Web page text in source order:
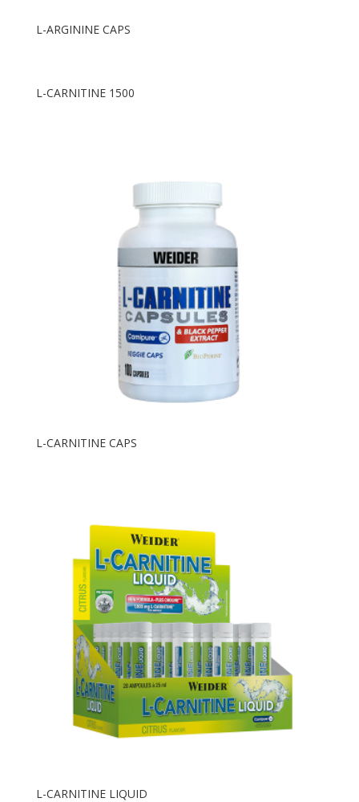
L-ARGININE CAPS
L-CARNITINE 1500
L-CARNITINE CAPS
L-CARNITINE LIQUID